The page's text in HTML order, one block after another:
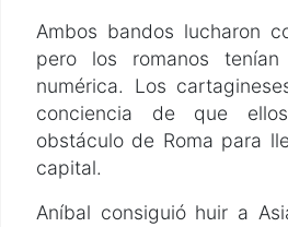
Ambos bandos lucharon
pero los romanos tenían
numérica. Los
conciencia de que
obstáculo de Roma para
capital.
Aníbal consiguió huir a